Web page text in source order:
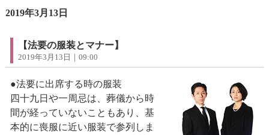
2019年3月13日
【法要の服装とマナー】
2019年3月13日｜09:00
●法要に出席する時の服装
四十九日や一周忌は、葬儀から時
間が経っていないこともあり、基
本的に喪服に近い服装で参列しま